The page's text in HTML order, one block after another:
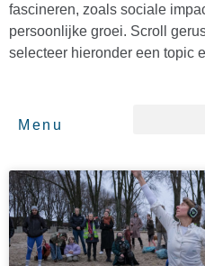
fascineren, zoals sociale
persoonlijke groei. Scroll
selecteer hieronder een topic
Menu